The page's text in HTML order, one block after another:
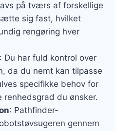
på tværs af forskellige
sig fast, hvilket
rengøring hver
Du har fuld kontrol over
da du nemt kan tilpasse
specifikke behov for
du ønsker.
: Pathfinder-
gennem